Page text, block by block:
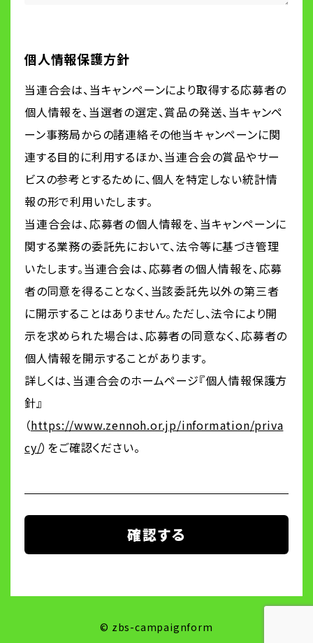
個人情報保護方針
当連合会は、当キャンペーンにより取得する応募者の
個人情報を、当選者の選定、賞品の発送、当キャンペ
ーン事務局からの諸連絡その他当キャンペーンに関
連する目的に利用するほか、当連合会の賞品やサー
ビスの参考とするために、個人を特定しない統計情
報の形で利用いたします。
当連合会は、応募者の個人情報を、当キャンペーンに
関する業務の委託先において、法令等に基づき管理
いたします。当連合会は、応募者の個人情報を、応募
者の同意を得ることなく、当該委託先以外の第三者
に開示することはありません。ただし、法令により開
示を求められた場合は、応募者の同意なく、応募者の
個人情報を開示することがあります。
詳しくは、当連合会のホームページ『個人情報保護方
針』
（https://www.zennoh.or.jp/information/priva
cy/）をご確認ください。
©️ zbs-campaignform